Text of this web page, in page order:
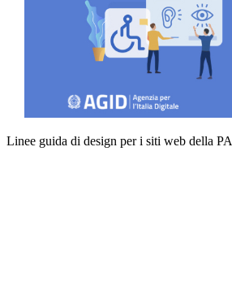
Linee guida di design per i siti web della PA